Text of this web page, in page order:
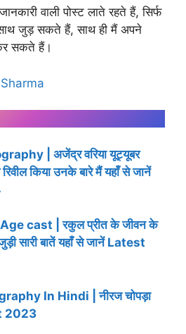
वाली पोस्ट लाते रहते हैं, सिर्फ
जुड़ सकते हैं, साथ ही मैं अपने
सकते हैं।
| अजेंद्र वरिया यूट्यूबर
किया उनके बारे मैं यहाँ से जानें
cast | रकुल प्रीत के जीवन के
सारी बातें यहाँ से जानें Latest
In Hindi | नीरज चोपड़ा
2023